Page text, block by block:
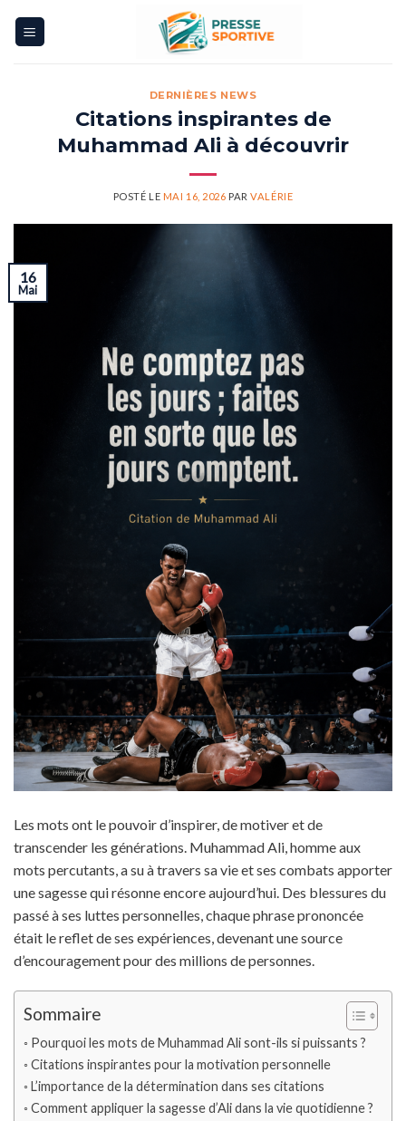
DERNIÈRES NEWS
Citations inspirantes de
Muhammad Ali à découvrir
POSTÉ LE MAI 16, 2026 PARVALÉRIE
16
Mai
Les mots ont le pouvoir d’inspirer, de motiver et de
transcender les générations. Muhammad Ali, homme aux
mots percutants, a su à travers sa vie et ses combats apporter
une sagesse qui résonne encore aujourd’hui. Des blessures du
passé à ses luttes personnelles, chaque phrase prononcée
était le reflet de ses expériences, devenant une source
d’encouragement pour des millions de personnes.
Sommaire
Pourquoi les mots de Muhammad Ali sont-ils si puissants ?
Citations inspirantes pour la motivation personnelle
L’importance de la détermination dans ses citations
Comment appliquer la sagesse d’Ali dans la vie quotidienne ?